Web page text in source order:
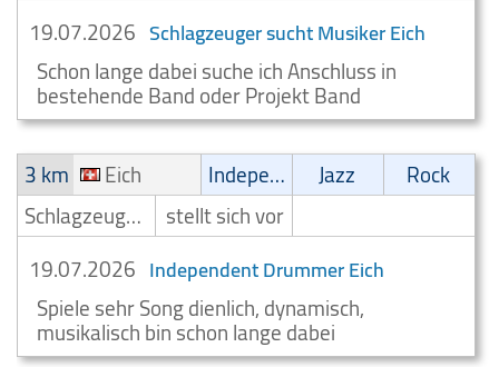
19.07.2026 Schlagzeuger sucht Musiker Eich
Schon lange dabei suche ich Anschluss in
bestehende Band oder Projekt Band
3 km
Eich Independent Jazz
Rock
Schlagzeuger/Drummer
stellt sich vor
19.07.2026 Independent Drummer Eich
Spiele sehr Song dienlich, dynamisch,
musikalisch bin schon lange dabei